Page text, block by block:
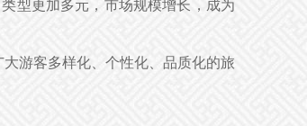
型更加多元，市场规模增长，成为
游客多样化、个性化、品质化的旅